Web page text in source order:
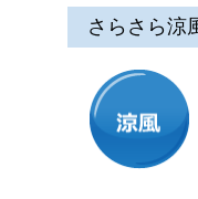
さらさら涼